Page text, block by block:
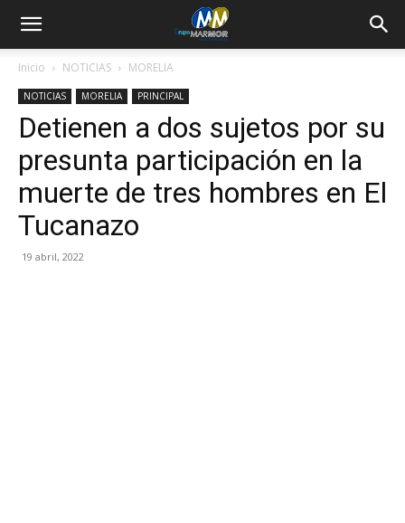
Inicio NOTICIAS MORELIA
NOTICIAS MORELIA PRINCIPAL
Detienen a dos sujetos por su
presunta participación en la
muerte de tres hombres en El
Tucanazo
19 abril, 2022